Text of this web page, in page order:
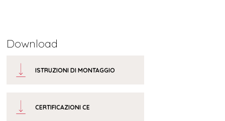
Download
ISTRUZIONI DI MONTAGGIO
CERTIFICAZIONI CE